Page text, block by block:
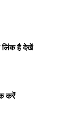
लिंक है देखें
करें